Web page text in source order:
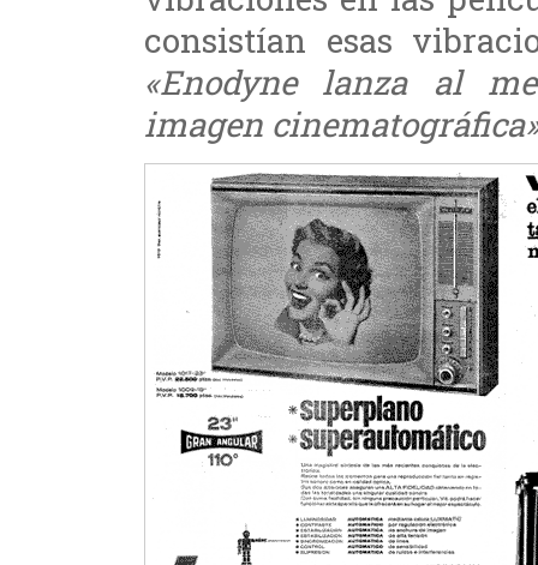
consistían esas
«Enodyne lanza al
imagen